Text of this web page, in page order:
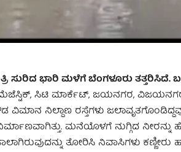
ಸುರಿದ ಭಾರಿ ಮಳೆಗೆ ಬೆಂಗಳೂರು ತತ್ತರಿಸಿದೆ.
ಸಿಟಿ ಮಾರ್ಕೆಟ್, ಜಯನಗರ, ವಿಜಯನಗರ,
ವಿಮಾನ ನಿಲ್ದಾಣ ರಸ್ತೆಗಳು
ಮನೆಯೊಳಗೆ ನುಗ್ಗಿದ ನೀರನ್ನು
ತೋರಿಸಿ ನಿವಾಸಿಗಳು ಕಣ್ಣೀರು